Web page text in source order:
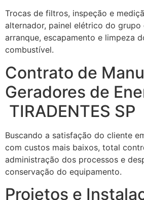
Trocas de filtros, inspeção e
alternador, painel elétrico do grupo
arranque, escapamento e limpeza
combustível.
Contrato de
Geradores de
TIRADENTES SP
Buscando a satisfação do cliente
com custos mais baixos, total
administração dos processos e
conservação do equipamento.
Projetos e